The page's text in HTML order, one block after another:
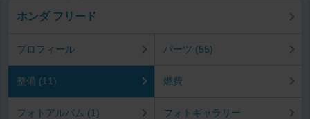
ホンダ フリード
プロフィール パーツ (55)
整備 (11) 燃費
フォトアルバム (1) フォトギャラリー